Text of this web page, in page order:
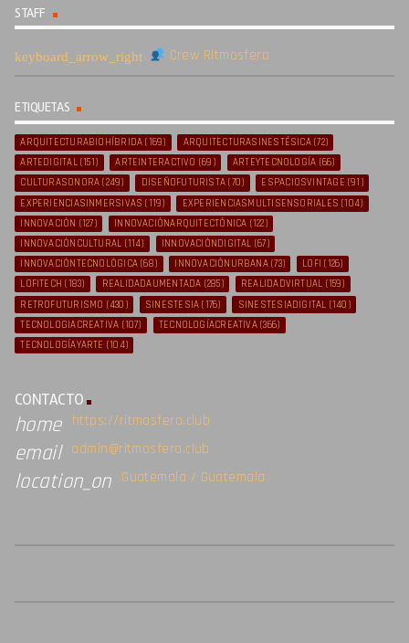
STAFF
Crew Ritmosfera
ETIQUETAS
ARQUITECTURABIOHÍBRIDA (169) ARQUITECTURASINESTÉSICA(72)
ARTEDIGITAL(151) ARTEINTERACTIVO (69) ARTEYTECNOLOGÍA (66)
CULTURASONORA (249) DISEÑOFUTURISTA (70) ESPACIOSVINTAGE (91)
EXPERIENCIASINMERSIVAS (119) EXPERIENCIASMULTISENSORIALES (104)
INNOVACIÓN (127) INNOVACIÓNARQUITECTÓNICA (122)
INNOVACIÓNCULTURAL (114) INNOVACIÓNDIGITAL (67)
INNOVACIÓNTECNOLÓGICA (68) INNOVACIÓNURBANA(73) LOFI (126)
LOFITECH (183) REALIDADAUMENTADA (285) REALIDADVIRTUAL (159)
RETROFUTURISMO (430) SINESTESIA (176) SINESTESIADIGITAL (140)
TECNOLOGIACREATIVA (107) TECNOLOGÍACREATIVA(366)
TECNOLOGÍAYARTE (104)
CONTACTO
home https://ritmosfera.club
email admin@ritmosfera.club
location_on Guatemala / Guatemala